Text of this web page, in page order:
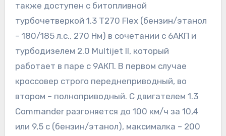
также доступен с битопливной
турбочетверкой 1.3 T270 Flex (бензин/этанол
– 180/185 л.с., 270 Нм) в сочетании с 6АКП и
турбодизелем 2.0 Multijet II, который
работает в паре с 9АКП. В первом случае
кроссовер строго переднеприводный, во
втором – полноприводный. С двигателем 1.3
Commander разгоняется до 100 км/ч за 10,4
или 9,5 с (бензин/этанол), максималка – 200